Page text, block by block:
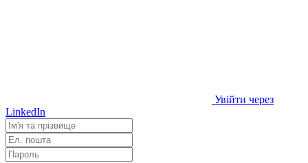
Увійти через
LinkedIn